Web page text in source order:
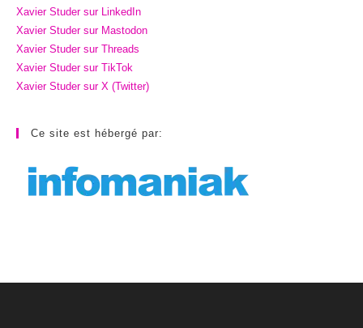
Xavier Studer sur LinkedIn
Xavier Studer sur Mastodon
Xavier Studer sur Threads
Xavier Studer sur TikTok
Xavier Studer sur X (Twitter)
Ce site est hébergé par: